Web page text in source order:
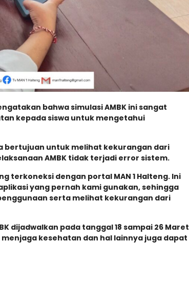
bahwa simulasi AMBK ini sangat
kepada siswa untuk mengetahui
bertujuan untuk melihat kekurangan dari
AMBK tidak terjadi error sistem.
terkoneksi dengan portal MAN 1 Halteng. Ini
yang pernah kami gunakan, sehingga
serta melihat kekurangan dari
dijadwalkan pada tanggal 18 sampai 26 Maret
kesehatan dan hal lainnya juga dapat